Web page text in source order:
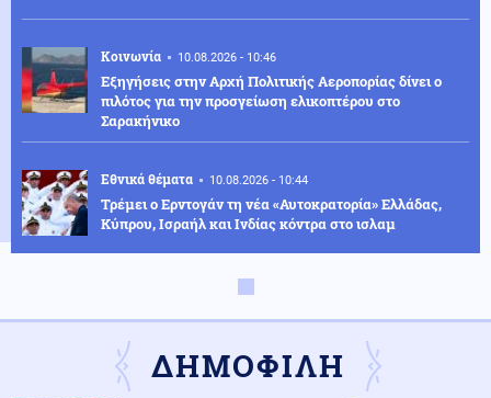
Κοινωνία 10.08.2026 - 10:46
Εξηγήσεις στην Αρχή Πολιτικής Αεροπορίας δίνει ο
πιλότος για την προσγείωση ελικοπτέρου στο
Σαρακήνικο
Εθνικά θέματα 10.08.2026 - 10:44
Τρέμει ο Ερντογάν τη νέα «Αυτοκρατορία» Ελλάδας,
Κύπρου, Ισραήλ και Ινδίας κόντρα στο ισλαμ
10.08.2026 - 10:41
Νίκος Παππάς: Στα 52,5 δισ. ευρώ τα χρέη προς τα
Ασφαλιστικά Ταμεία
ΔΗΜΟΦΙΛΗ